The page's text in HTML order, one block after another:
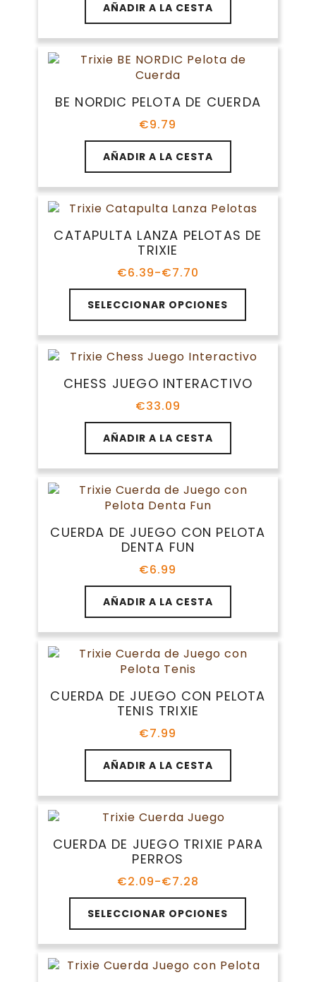
página
de
producto
AÑADIR A LA CESTA
BE NORDIC PELOTA DE CUERDA
€9.79
AÑADIR A LA CESTA
CATAPULTA LANZA PELOTAS DE
TRIXIE
€6.39-€7.70
Rango
de
precios:
desde
€6.39
hasta
€7.70
SELECCIONAR OPCIONES
Este
producto
tiene
múltiples
variantes.
opciones
pueden
la
página
de
producto
CHESS JUEGO INTERACTIVO
€33.09
AÑADIR A LA CESTA
CUERDA DE JUEGO CON PELOTA
DENTA FUN
€6.99
AÑADIR A LA CESTA
CUERDA DE JUEGO CON PELOTA
TENIS TRIXIE
€7.99
AÑADIR A LA CESTA
CUERDA DE JUEGO TRIXIE PARA
PERROS
€2.09-€7.28
Rango
de
precios:
desde
€2.09
hasta
€7.28
SELECCIONAR OPCIONES
Este
producto
tiene
múltiples
variantes.